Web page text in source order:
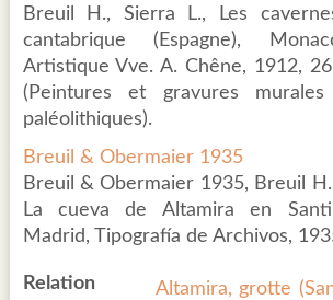
Breuil H., Sierra L., Les
cantabrique (Espagne),
Artistique Vve. A. Chêne, 1912,
(Peintures et gravures
paléolithiques).
Breuil & Obermaier 1935
Breuil & Obermaier 1935, Breuil
La cueva de Altamira en
Madrid, Tipografía de Archivos,
Relation
Altamira, grotte